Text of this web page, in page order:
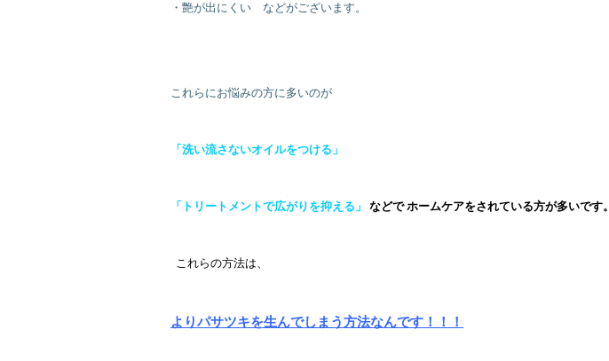
・艶が出にくい などがございます。
これらにお悩みの方に多いのが
「 洗い流さないオイルをつける」
「 トリートメントで広がりを抑える」 などで ホームケアをされている方が多いです。
これらの方法は、
よりパサツキを生んでしまう方法なんです！！！